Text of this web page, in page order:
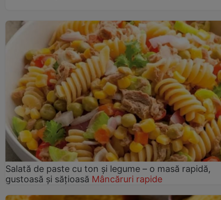
Salată de paste cu ton și legume – o masă rapidă,
gustoasă și sățioasă Mâncăruri rapide